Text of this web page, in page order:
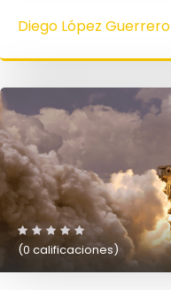
Diego López Guerrero
(0 calificaciones)